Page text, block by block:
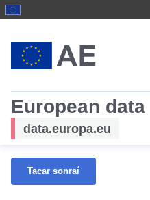
European data
data.europa.eu
Tacar sonraí